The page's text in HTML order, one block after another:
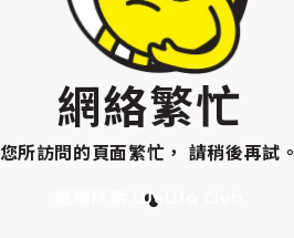
網絡繁忙
您所訪問的頁面繁忙， 請稍後再試。
繼續探索 WeWa Club